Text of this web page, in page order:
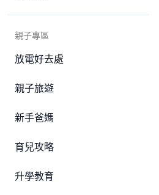
親子專區
放電好去處
親子旅遊
新手爸媽
育兒攻略
升學教育